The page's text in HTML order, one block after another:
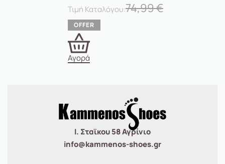
74,99€
Αγορά
Ι. Σταϊκου 58 Αγρίνιο
info@kammenos-shoes.gr